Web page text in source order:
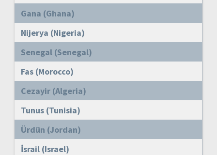
Gana (Ghana)
Nijerya (Nigeria)
Senegal (Senegal)
Fas (Morocco)
Cezayir (Algeria)
Tunus (Tunisia)
Ürdün (Jordan)
İsrail (Israel)